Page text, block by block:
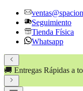
Seguimiento
Tienda Física
Whatsapp
🚚 Entregas Rápidas a